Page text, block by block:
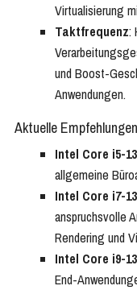
Virtualisierung
Taktfrequenz:
und Boost-
Anwendungen.
Aktuelle
Intel Core i5-
allgemeine
Intel Core i7-
anspruchsvolle
Rendering und
Intel Core i9-
End-